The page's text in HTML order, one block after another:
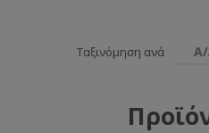
Ταξινόμηση ανά Α/